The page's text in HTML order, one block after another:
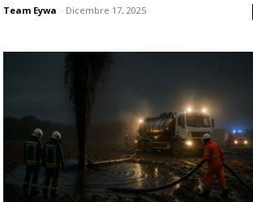
Team Eywa - Dicembre 17, 2025